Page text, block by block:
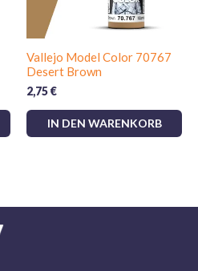
Vallejo Model Color 70767
Desert Brown
2,75€
IN DEN WARENKORB